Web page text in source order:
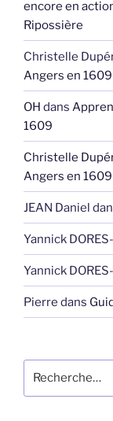
encore en
Ripossière
Christelle
Angers en 1609
OH dans
1609
Christelle
Angers en 1609
JEAN Daniel
Yannick
Yannick
Pierre dans
pour